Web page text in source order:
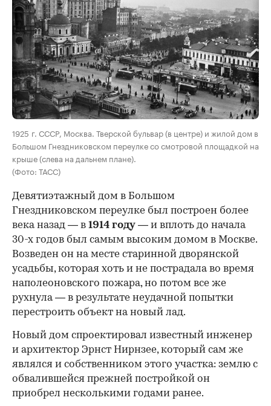
00:00 / 00:00
1925 г. СССР, Москва. Тверской бульвар (в центре) и жилой дом в
Большом Гнездниковском переулке со смотровой площадкой на
крыше (слева на дальнем плане).
(Фото: ТАСС)
Девятиэтажный дом в Большом
Гнездниковском переулке был построен более
века назад — в 1914 году — и вплоть до начала
30-х годов был самым высоким домом в Москве.
Возведен он на месте старинной дворянской
усадьбы, которая хоть и не пострадала во время
наполеоновского пожара, но потом все же
рухнула — в результате неудачной попытки
перестроить объект на новый лад.
Новый дом спроектировал известный инженер
и архитектор Эрнст Нирнзее, который сам же
являлся и собственником этого участка: землю с
обвалившейся прежней постройкой он
приобрел несколькими годами ранее.